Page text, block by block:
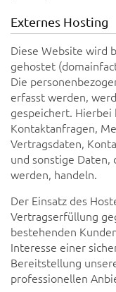
Externes Hosting
Diese Website wird
gehostet
Die
erfasst werden,
gespeichert. Hierbei
Kontaktanfragen,
Vertragsdaten,
und sonstige
werden, handeln.
Der Einsatz des
Vertragserfüllung
bestehenden
Interesse einer
Bereitstellung
professionellen